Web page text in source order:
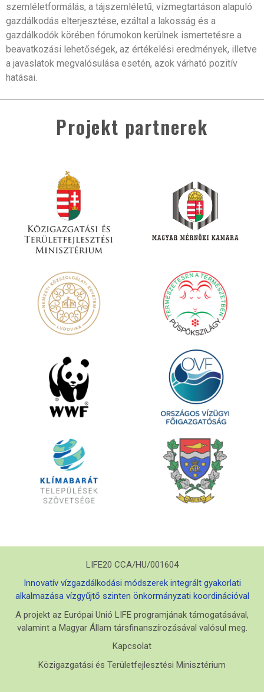
szemléletformálás, a tájszemléletű, vízmegtartáson alapuló
gazdálkodás elterjesztése, ezáltal a lakosság és a
gazdálkodók körében fórumokon kerülnek ismertetésre a
beavatkozási lehetőségek, az értékelési eredmények, illetve
a javaslatok megvalósulása esetén, azok várható pozitív
hatásai.
Projekt partnerek
LIFE20 CCA/HU/001604
Innovatív vízgazdálkodási módszerek integrált gyakorlati
alkalmazása vízgyűjtő szinten önkormányzati koordinációval
A projekt az Európai Unió LIFE programjának támogatásával,
valamint a Magyar Állam társfinanszírozásával valósul meg.
Kapcsolat
Közigazgatási és Területfejlesztési Minisztérium